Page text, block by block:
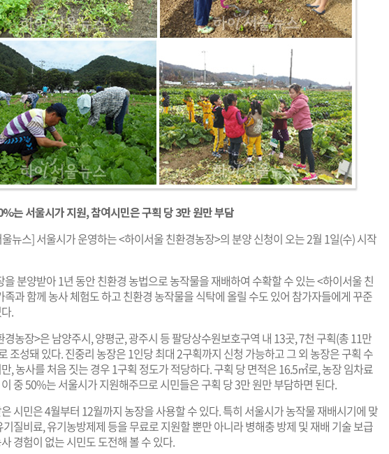
는 서울시가 지원, 참여시민은 구획 당 3만 원만 부담
뉴스] 서울시가 운영하는 <하이서울 친환경농장>의 분양 신청이 오는 2월 1일(수) 시작
분양받아 1년 동안 친환경 농법으로 농작물을 재배하여 수확할 수 있는 <하이서울 친
족과 함께 농사 체험도 하고 친환경 농작물을 식탁에 올릴 수도 있어 참가자들에게 꾸준
.
경농장>은 남양주시, 양평군, 광주시 등 팔당상수원보호구역 내 13곳, 7천 구획(총 11만
조성돼 있다. 진중리 농장은 1인당 최대 2구획까지 신청 가능하고 그 외 농장은 구획 수
, 농사를 처음 짓는 경우 1구획 정도가 적당하다. 구획 당 면적은 16.5㎡로, 농장 임차료
중 50%는 서울시가 지원해주므로 시민들은 구획 당 3만 원만 부담하면 된다.
시민은 4월부터 12월까지 농장을 사용할 수 있다. 특히 서울시가 농작물 재배시기에 맞
기질비료, 유기농방제제 등을 무료로 지원할 뿐만 아니라 병해충 방제 및 재배 기술 보급
경험이 없는 시민도 도전해 볼 수 있다.